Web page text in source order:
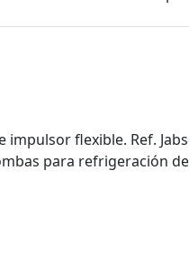
flexible. Ref.
para refrigeración